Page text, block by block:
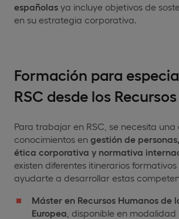
españolas ya incluye objetivos de
en su estrategia corporativa.
Formación para
RSC desde los
Para trabajar en RSC, se necesita
conocimientos en gestión de
ética corporativa y normativa
existen diferentes itinerarios
ayudarte a desarrollar estas
Máster en Recursos Humanos de
Europea , disponible en